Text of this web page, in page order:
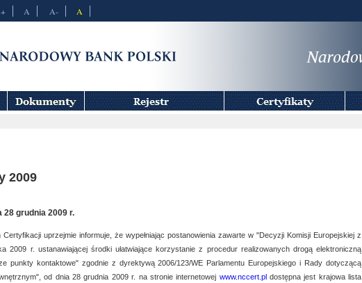
A A- A
Dokumenty Rejestr Zaświadczenia
Lista
CRL
2009
28 grudnia 2009 r.
Certyfikacji uprzejmie informuje, że wypełniając postanowienia zawarte w "Decyzji Komisji Europejskiej z
2009 r. ustanawiającej środki ułatwiające korzystanie z procedur realizowanych drogą elektroniczną
punkty kontaktowe" zgodnie z dyrektywą 2006/123/WE Parlamentu Europejskiego i Rady dotyczącą
od dnia 28 grudnia 2009 r. na stronie internetowej www.nccert.pldostępna jest krajowa lista